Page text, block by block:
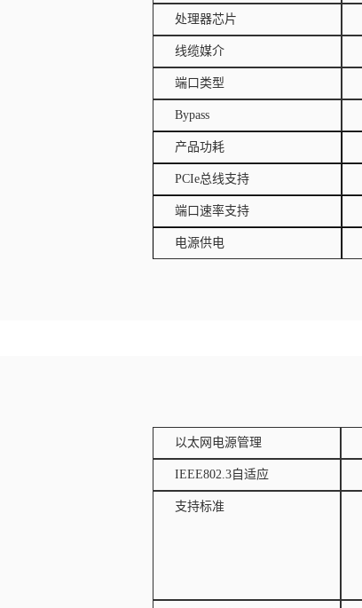
处理器芯片
线缆媒介
端口类型
Bypass
产品功耗
PCIe总线支持
端口速率支持
电源供电
以太网电源管理
IEEE802.3自适应
支持标准